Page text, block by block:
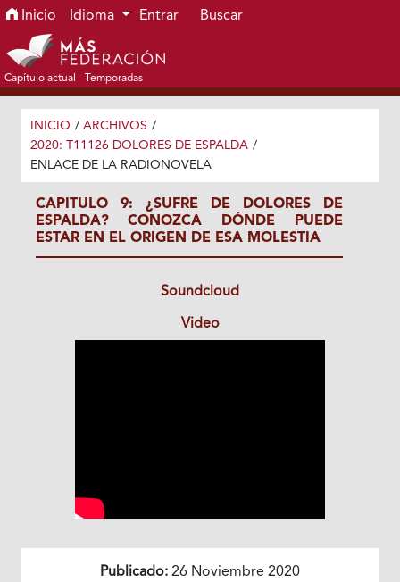
Ir al menú de navegación principal
Ir al contenido principal
Ir al pie de página del sitio
Inicio Idioma Entrar Buscar
Capítulo actual Temporadas
INICIO / ARCHIVOS /
2020: T11126 DOLORES DE ESPALDA /
ENLACE DE LA RADIONOVELA
CAPITULO 9: ¿SUFRE DE DOLORES DE
ESPALDA? CONOZCA DÓNDE PUEDE
ESTAR EN EL ORIGEN DE ESA MOLESTIA
Soundcloud
Video
Publicado: 26 Noviembre 2020